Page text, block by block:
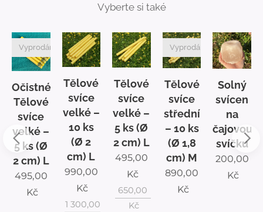
Vyberte si také
Očistné
Tělové
svíce
velké –
5 ks (Ø
2 cm) L
Vyprodáno
495,00
Kč
Tělové
svíce
velké –
10 ks
(Ø 2
cm) L
990,00
Kč
1 300,00
Tělové
svíce
velké –
5 ks (Ø
2 cm) L
495,00
Kč
650,00
Kč
Tělové
svíce
střední
– 10 ks
(Ø 1,8
cm) M
Vyprodáno
890,00
Kč
Solný
svícen
na
čajovou
svíčku
200,00
Kč